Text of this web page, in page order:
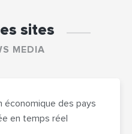
sites
MEDIA
économique des pays
en temps réel